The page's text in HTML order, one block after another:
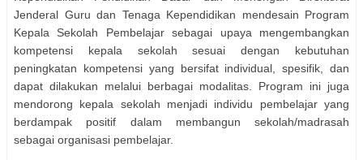
Jenderal Guru dan Tenaga Kependidikan mendesain Program
Kepala Sekolah Pembelajar sebagai upaya mengembangkan
kompetensi kepala sekolah sesuai dengan kebutuhan
peningkatan kompetensi yang bersifat individual, spesifik, dan
dapat dilakukan melalui berbagai modalitas. Program ini juga
mendorong kepala sekolah menjadi individu pembelajar yang
berdampak positif dalam membangun sekolah/madrasah
sebagai organisasi pembelajar.